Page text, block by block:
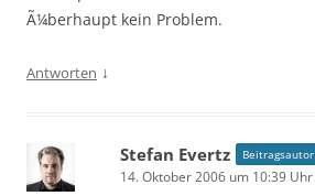
Ã¼berhaupt kein Problem.
Antworten ↓
Stefan Evertz Beitragsautor
14. Oktober 2006 um 10:39 Uhr